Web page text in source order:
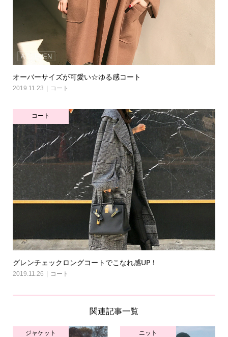
オーバーサイズが可愛い☆ゆる感コート
2019.11.23 コート
コート
グレンチェックロングコートでこなれ感UP！
2019.11.26 コート
関連記事一覧
ジャケット ニット